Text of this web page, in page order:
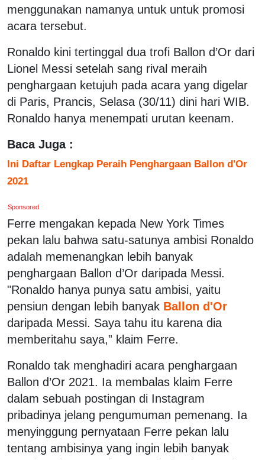
menggunakan namanya untuk untuk promosi
acara tersebut.
Ronaldo kini tertinggal dua trofi Ballon d’Or dari
Lionel Messi setelah sang rival meraih
penghargaan ketujuh pada acara yang digelar
di Paris, Prancis, Selasa (30/11) dini hari WIB.
Ronaldo hanya menempati urutan keenam.
Baca Juga :
Ini Daftar Lengkap Peraih Penghargaan Ballon d'Or
2021
Sponsored
Ferre mengakan kepada New York Times
pekan lalu bahwa satu-satunya ambisi Ronaldo
adalah memenangkan lebih banyak
penghargaan Ballon d’Or daripada Messi.
"Ronaldo hanya punya satu ambisi, yaitu
pensiun dengan lebih banyak Ballon d'Or
daripada Messi. Saya tahu itu karena dia
memberitahu saya,” klaim Ferre.
Ronaldo tak menghadiri acara penghargaan
Ballon d’Or 2021. Ia membalas klaim Ferre
dalam sebuah postingan di Instagram
pribadinya jelang pengumuman pemenang. Ia
menyinggung pernyataan Ferre pekan lalu
tentang ambisinya yang ingin lebih banyak